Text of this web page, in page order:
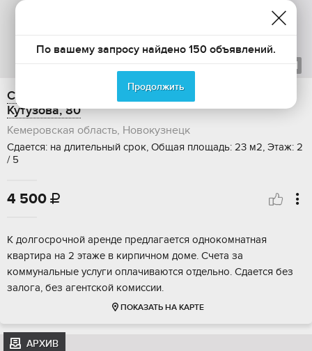
1
Сдается в аренду 1-ком. квартира, 23 м2, улица
Кутузова, 80
Кемеровская область, Новокузнецк
Сдается: на длительный срок, Общая площадь: 23 м2, Этаж: 2
/ 5
4 500 
К долгосрочной аренде предлагается однокомнатная
квартира на 2 этаже в кирпичном доме. Счета за
коммунальные услуги оплачиваются отдельно. Сдается без
залога, без агентской комиссии.
ПОКАЗАТЬ НА КАРТЕ
АРХИВ
По вашему запросу найдено 150 объявлений.
Продолжить